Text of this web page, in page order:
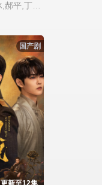
国产剧
更新至12集